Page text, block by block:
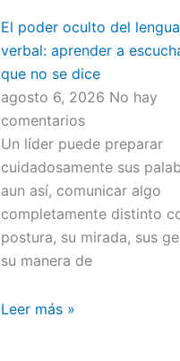
El poder oculto del
verbal: aprender a
que no se dice
agosto 6, 2026 No hay
comentarios
Un líder puede preparar
cuidadosamente sus
aun así, comunicar algo
completamente distinto
postura, su mirada, sus
su manera de
Leer más »